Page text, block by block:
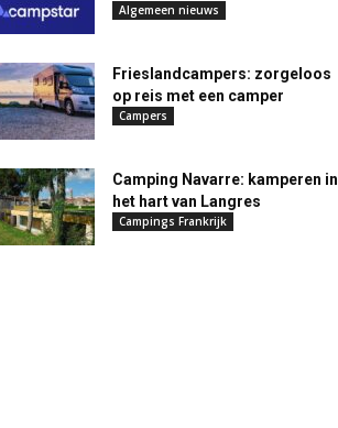
Algemeen nieuws
Frieslandcampers: zorgeloos
op reis met een camper
Campers
Camping Navarre: kamperen in
het hart van Langres
Campings Frankrijk